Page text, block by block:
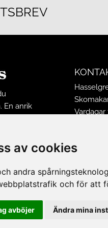
av cookies
andra
och för att
avböjer Ändra mina
En anrik
och
Vardagar
E-post: